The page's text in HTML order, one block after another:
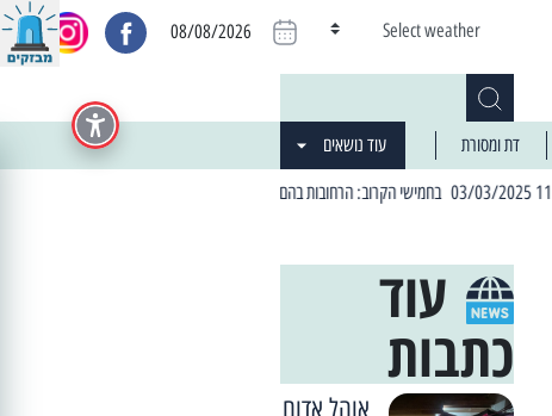
Select weather
08/08/2026
דת ומסורת עוד נושאים
עוד
כתבות
אוהל אדום